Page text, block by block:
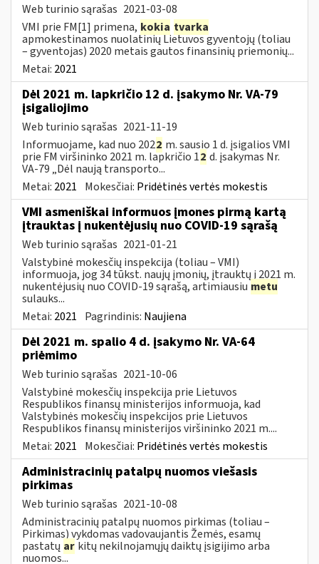
Web turinio sąrašas 2021-03-08
VMI prie FM[1] primena, kokia tvarka
apmokestinamos nuolatinių Lietuvos gyventojų (toliau
– gyventojas) 2020 metais gautos finansinių priemonių...
Metai: 2021
Dėl 2021 m. lapkričio 12 d. įsakymo Nr. VA-79
įsigaliojimo
Web turinio sąrašas 2021-11-19
Informuojame, kad nuo 2022 m. sausio 1 d. įsigalios VMI
prie FM viršininko 2021 m. lapkričio 12 d. įsakymas Nr.
VA-79 „Dėl naują transporto...
Metai: 2021 Mokesčiai: Pridėtinės vertės mokestis
VMI asmeniškai informuos įmones pirmą kartą
įtrauktas į nukentėjusių nuo COVID-19 sąrašą
Web turinio sąrašas 2021-01-21
Valstybinė mokesčių inspekcija (toliau – VMI)
informuoja, jog 34 tūkst. naujų įmonių, įtrauktų į 2021 m.
nukentėjusių nuo COVID-19 sąrašą, artimiausiu metu
sulauks...
Metai: 2021 Pagrindinis: Naujiena
Dėl 2021 m. spalio 4 d. įsakymo Nr. VA-64
priėmimo
Web turinio sąrašas 2021-10-06
Valstybinė mokesčių inspekcija prie Lietuvos
Respublikos finansų ministerijos informuoja, kad
Valstybinės mokesčių inspekcijos prie Lietuvos
Respublikos finansų ministerijos viršininko 2021 m....
Metai: 2021 Mokesčiai: Pridėtinės vertės mokestis
Administracinių patalpų nuomos viešasis
pirkimas
Web turinio sąrašas 2021-10-08
Administracinių patalpų nuomos pirkimas (toliau –
Pirkimas) vykdomas vadovaujantis Žemės, esamų
pastatų ar kitų nekilnojamųjų daiktų įsigijimo arba
nuomos...